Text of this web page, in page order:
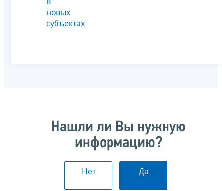
новых
субъектах
Нашли ли Вы нужную
информацию?
Нет Да